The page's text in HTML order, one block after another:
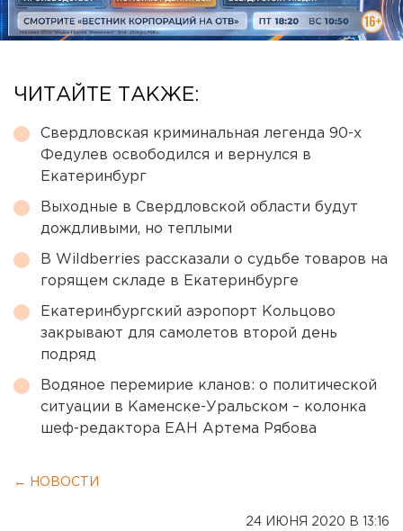
ЧИТАЙТЕ ТАКЖЕ:
Свердловская криминальная легенда 90-х
Федулев освободился и вернулся в
Екатеринбург
Выходные в Свердловской области будут
дождливыми, но теплыми
В Wildberries рассказали о судьбе товаров на
горящем складе в Екатеринбурге
Екатеринбургский аэропорт Кольцово
закрывают для самолетов второй день
подряд
Водяное перемирие кланов: о политической
ситуации в Каменске-Уральском – колонка
шеф-редактора ЕАН Артема Рябова
← НОВОСТИ
24 ИЮНЯ 2020 В 13:16